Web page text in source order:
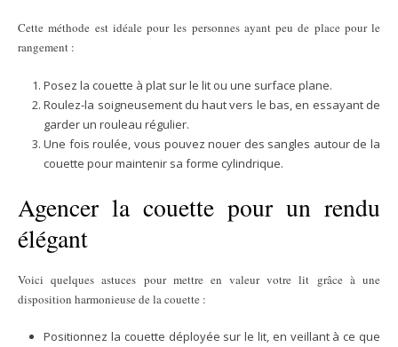
Cette méthode est idéale pour les personnes ayant peu de place pour le
rangement :
Posez la couette à plat sur le lit ou une surface plane.
Roulez-la soigneusement du haut vers le bas, en essayant de
garder un rouleau régulier.
Une fois roulée, vous pouvez nouer des sangles autour de la
couette pour maintenir sa forme cylindrique.
Agencer la couette pour un rendu
élégant
Voici quelques astuces pour mettre en valeur votre lit grâce à une
disposition harmonieuse de la couette :
Positionnez la couette déployée sur le lit, en veillant à ce que